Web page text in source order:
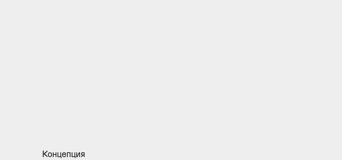
Концепция